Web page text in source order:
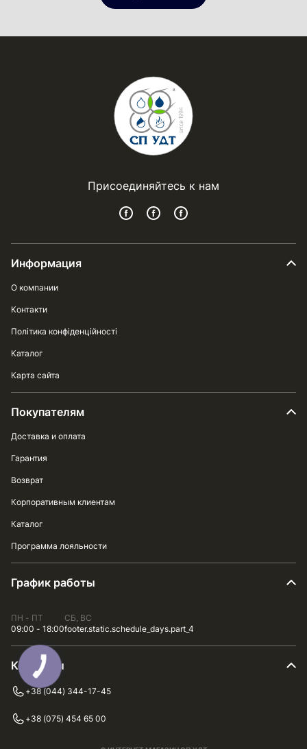
Присоединяйтесь к нам
Информация
О компании
Контакти
Політика конфіденційності
Каталог
Карта сайта
Покупателям
Доставка и оплата
Гарантия
Возврат
Корпоративным клиентам
Каталог
Программа лояльности
График работы
ПН - ПТ
09:00 - 18:00
СБ, ВС
footer.static.schedule_days.part_4
Контакты
+38 (044) 344-17-45
+38 (075) 454 65 00